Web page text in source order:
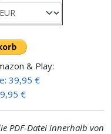
& Play:
39,95 €
€
PDF-Datei innerhalb von